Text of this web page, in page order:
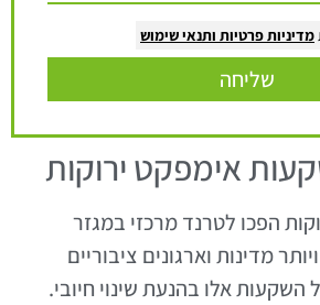
מדיניות פרטיות ותנאי שימוש
שליחה
אימפקט ירוקות
הפכו לטרנד מרכזי במגזר
מדינות וארגונים ציבוריים
השקעות אלו בהנעת שינוי חיובי.